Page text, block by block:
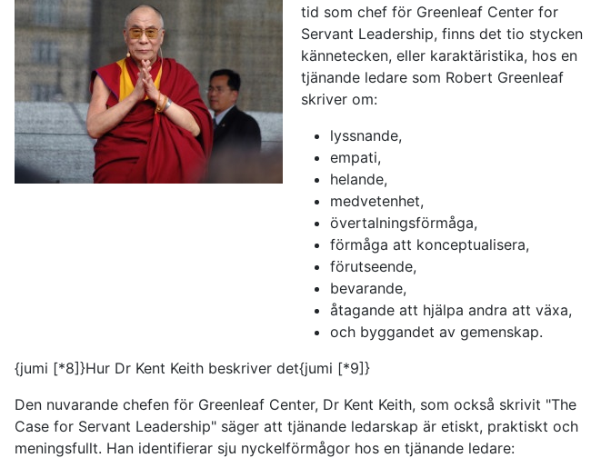
tid som chef för Greenleaf Center for
Servant Leadership, finns det tio stycken
kännetecken, eller karaktäristika, hos en
tjänande ledare som Robert Greenleaf
skriver om:
lyssnande,
empati,
helande,
medvetenhet,
övertalningsförmåga,
förmåga att konceptualisera,
förutseende,
bevarande,
åtagande att hjälpa andra att växa,
och byggandet av gemenskap.
{jumi [*8]}Hur Dr Kent Keith beskriver det{jumi [*9]}
Den nuvarande chefen för Greenleaf Center, Dr Kent Keith, som också skrivit "The
Case for Servant Leadership" säger att tjänande ledarskap är etiskt, praktiskt och
meningsfullt. Han identifierar sju nyckelförmågor hos en tjänande ledare: